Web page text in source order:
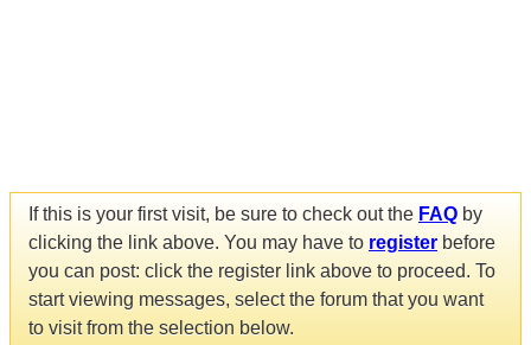
If this is your first visit, be sure to check out the FAQ by
clicking the link above. You may have to register before
you can post: click the register link above to proceed. To
start viewing messages, select the forum that you want
to visit from the selection below.